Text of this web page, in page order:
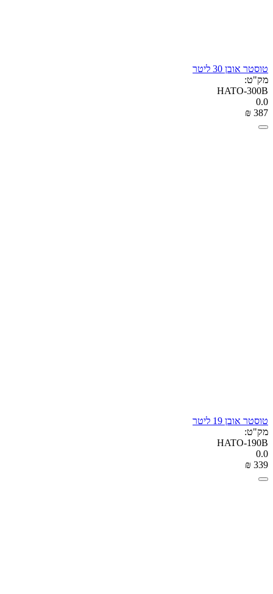
טוסטר אובן 30 ליטר
מק"ט:
HATO-300B
0.0
₪ ‍387‍
טוסטר אובן 19 ליטר
מק"ט:
HATO-190B
0.0
₪ ‍339‍